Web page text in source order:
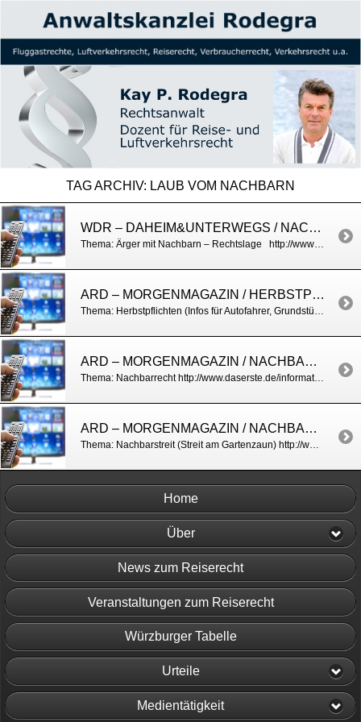
TAG ARCHIV: LAUB VOM NACHBARN
WDR – DAHEIM&UNTERWEGS / NACHBARSCHAFTSÄRGER
Thema: Ärger mit Nachbarn – Rechtslage http://www1.wdr.de/verbraucher/wohnen/sommer-knigge-nachbarschaft-100.html
ARD – MORGENMAGAZIN / HERBSTPFLICHTEN
Thema: Herbstpflichten (Infos für Autofahrer, Grundstückseigentümer, Mieter u.a.) http://www.daserste.de/information/politik-weltgeschehen/morgenmagazin/service/service-herbstpflichten-102.html
ARD – MORGENMAGAZIN / NACHBARRECHT
Thema: Nachbarrecht http://www.daserste.de/information/politik-weltgeschehen/morgenmagazin/service/Service-Nachbarrecht-100.html http://www.daserste.de/information/politik-weltgeschehen/morgenmagazin/videos/nachbarrecht-einigung-unter-nachbarn-ausdruecklich-erwuenscht-100.html
ARD – MORGENMAGAZIN / NACHBARRECHT
Thema: Nachbarstreit (Streit am Gartenzaun) http://www.daserste.de/information/politik-weltgeschehen/morgenmagazin/videos/immer-aerger-mit-den-nachbarn-streit-am-gartenzaun-100.html
Home
Über
News zum Reiserecht
Veranstaltungen zum Reiserecht
Würzburger Tabelle
Urteile
Medientätigkeit